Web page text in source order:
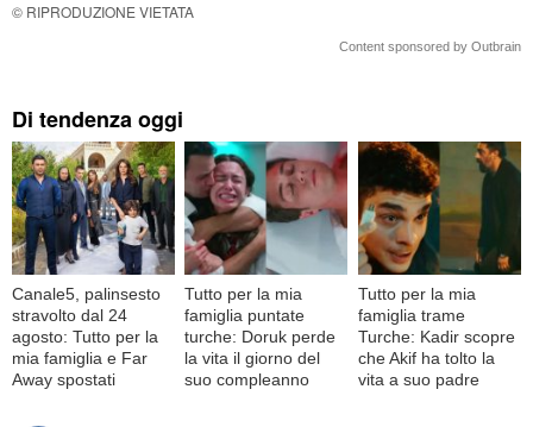
© RIPRODUZIONE VIETATA
Content sponsored by Outbrain
Di tendenza oggi
Canale5, palinsesto
stravolto dal 24
agosto: Tutto per la
mia famiglia e Far
Away spostati
Tutto per la mia
famiglia puntate
turche: Doruk perde
la vita il giorno del
suo compleanno
Tutto per la mia
famiglia trame
Turche: Kadir scopre
che Akif ha tolto la
vita a suo padre